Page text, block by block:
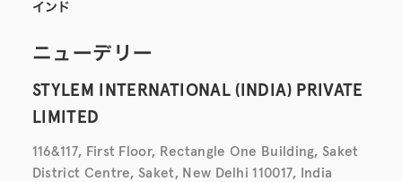
インド
ニューデリー
STYLEM INTERNATIONAL (INDIA) PRIVATE
LIMITED
116&117, First Floor, Rectangle One Building, Saket
District Centre, Saket, New Delhi 110017, India